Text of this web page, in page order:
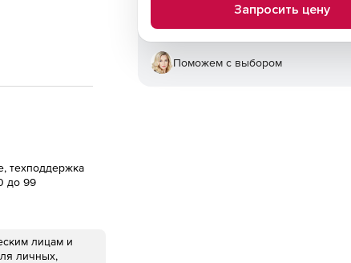
техподдержка
до 99
лицам и
личных,
Запросить цену
Поможем с выбором